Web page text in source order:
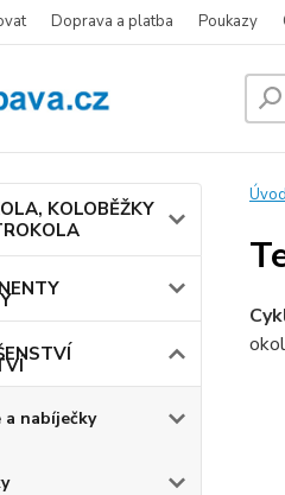
Doprava a platba Poukazy
KOLOBĚŽKY
a nabíječky
Úvod